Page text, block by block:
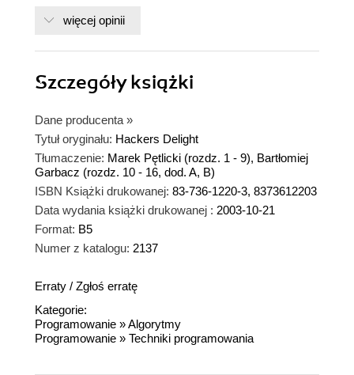
więcej opinii
Szczegółyksiążki
Dane producenta »
Tytuł oryginału: Hackers Delight
Tłumaczenie: Marek Pętlicki (rozdz. 1 - 9), Bartłomiej
Garbacz (rozdz. 10 - 16, dod. A, B)
ISBN Książki drukowanej: 83-736-1220-3, 8373612203
Data wydania książki drukowanej : 2003-10-21
Format: B5
Numer z katalogu: 2137
Erraty / Zgłoś erratę
Kategorie:
Programowanie »Algorytmy
Programowanie » Techniki programowania